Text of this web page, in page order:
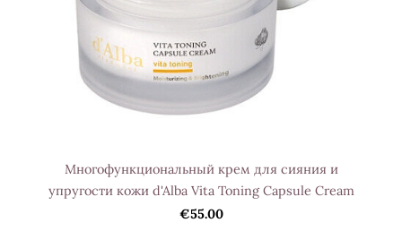
Многофункциональный крем для сияния и
упругости кожи d'Alba Vita Toning Capsule Cream
€55.00